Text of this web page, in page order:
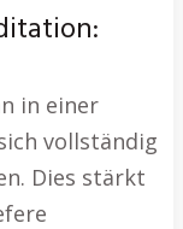
in einer
vollständig
Dies stärkt